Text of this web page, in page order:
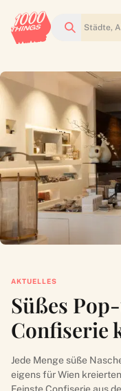
Suchen
AKTUELLES
Süßes
Confiserie
Jede Menge süße
eigens für Wien